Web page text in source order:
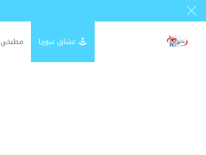
عشاق سوريا مطبخي